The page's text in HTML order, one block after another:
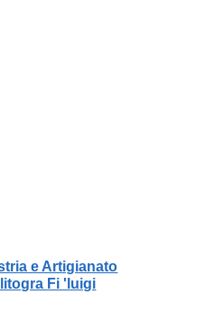
e Artigianato
Fi 'luigi